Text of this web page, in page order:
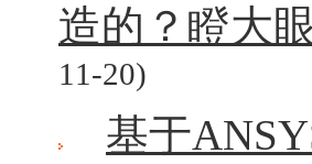
造的？瞪大
11-20)
基于